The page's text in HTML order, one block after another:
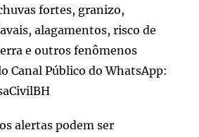
fortes, granizo,
alagamentos, risco de
e outros fenômenos
Canal Público do WhatsApp:
alertas podem ser